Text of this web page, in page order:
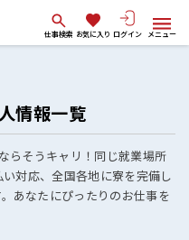
仕事検索 お気に入り ログイン メニュー
情報一覧
らそうキャリ！同じ就業場所
対応、全国各地に寮を完備し
あなたにぴったりのお仕事を